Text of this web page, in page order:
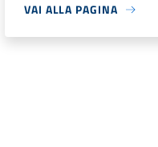
VAI ALLA PAGINA